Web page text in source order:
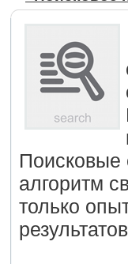
Поисковые
алгоритм
только